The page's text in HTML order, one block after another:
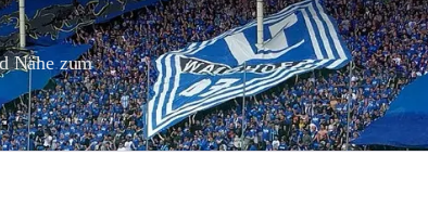
Nähe zum